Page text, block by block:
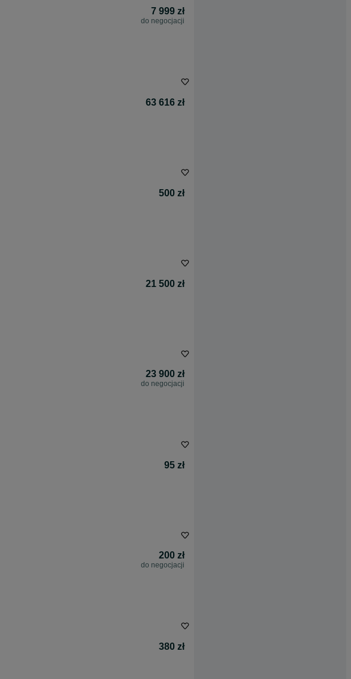
7 999 zł
do negocjacji
63 616 zł
500 zł
21 500 zł
23 900 zł
do negocjacji
95 zł
200 zł
do negocjacji
380 zł